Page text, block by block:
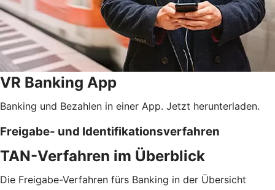
VR Banking App
Banking und Bezahlen in einer App. Jetzt herunterladen.
Freigabe- und Identifikationsverfahren
TAN-Verfahren im Überblick
Die Freigabe-Verfahren fürs Banking in der Übersicht